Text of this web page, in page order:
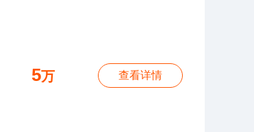
5万 查看详情